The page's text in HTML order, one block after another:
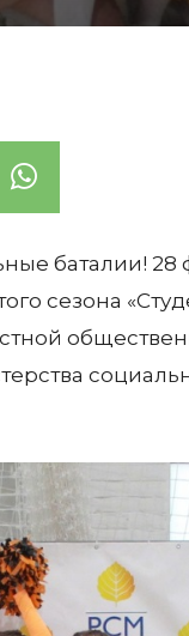
баталии! 28
сезона